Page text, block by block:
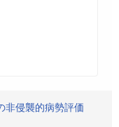
非侵襲的病勢評価